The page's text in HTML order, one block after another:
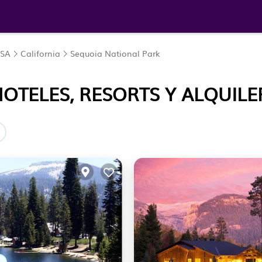
California Sequoia National Park
RESORTS Y